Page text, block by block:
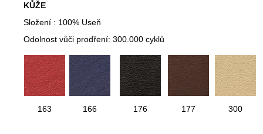
KŮŽE
Složení : 100% Useň
Odolnost vůči prodření: 300.000 cyklů
163 166 176 177 300